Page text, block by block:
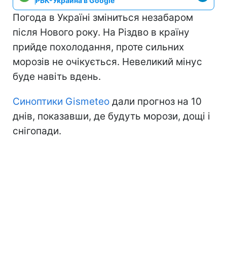
Погода в Україні зміниться незабаром
після Нового року. На Різдво в країну
прийде похолодання, проте сильних
морозів не очікується. Невеликий мінус
буде навіть вдень.
Синоптики Gismeteo дали прогноз на 10
днів, показавши, де будуть морози, дощі і
снігопади.